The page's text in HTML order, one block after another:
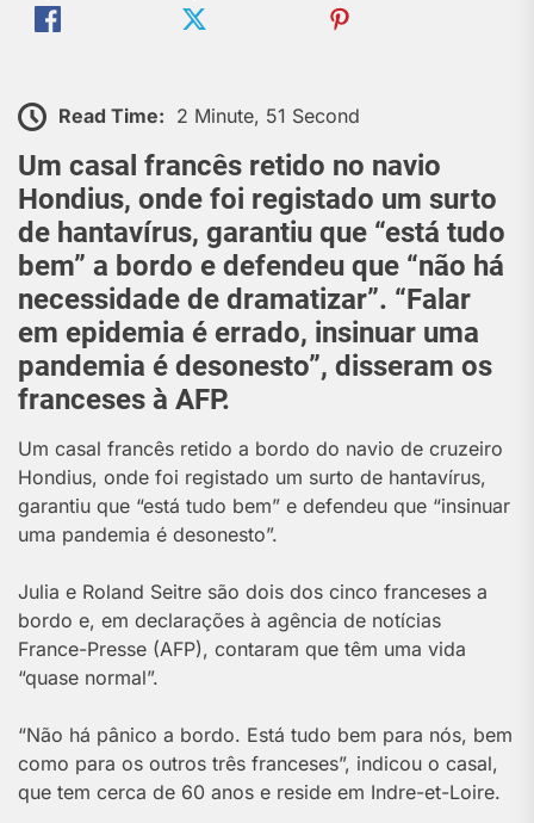
Read Time: 2 Minute, 51 Second
Um casal francês retido no navio
Hondius, onde foi registado um surto
de hantavírus, garantiu que “está tudo
bem” a bordo e defendeu que “não há
necessidade de dramatizar”. “Falar
em epidemia é errado, insinuar uma
pandemia é desonesto”, disseram os
franceses à AFP.
Um casal francês retido a bordo do navio de cruzeiro
Hondius, onde foi registado um surto de hantavírus,
garantiu que “está tudo bem” e defendeu que “insinuar
uma pandemia é desonesto”.
Julia e Roland Seitre são dois dos cinco franceses a
bordo e, em declarações à agência de notícias
France-Presse (AFP), contaram que têm uma vida
“quase normal”.
“Não há pânico a bordo. Está tudo bem para nós, bem
como para os outros três franceses”, indicou o casal,
que tem cerca de 60 anos e reside em Indre-et-Loire.